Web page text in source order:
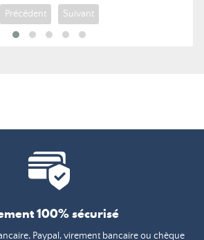
Précédent Suivant
100% sécurisé
Paypal, virement bancaire ou chèque